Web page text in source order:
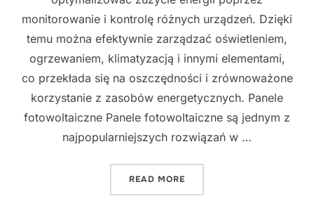
monitorowanie i kontrolę różnych urządzeń. Dzięki
temu można efektywnie zarządzać oświetleniem,
ogrzewaniem, klimatyzacją i innymi elementami,
co przekłada się na oszczędności i zrównoważone
korzystanie z zasobów energetycznych. Panele
fotowoltaiczne Panele fotowoltaiczne są jednym z
najpopularniejszych rozwiązań w …
READ MORE